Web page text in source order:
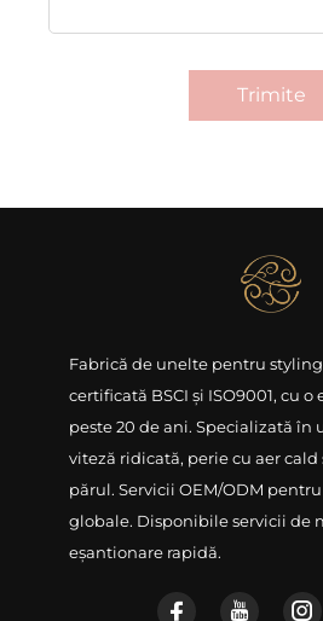
Trimite
Fabrică de unelte pentru
certificată BSCI și ISO9001, cu
peste 20 de ani. Specializată în
viteză ridicată, perie cu aer
părul. Servicii OEM/ODM
globale. Disponibile servicii de
eșantionare rapidă.